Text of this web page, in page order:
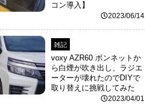
コン導入】
2023/06/14
雑記
voxy AZR60 ボンネットか
ら白煙が吹き出し、ラジエ
ーターが壊れたのでDIYで
取り替えに挑戦してみた
2023/04/01